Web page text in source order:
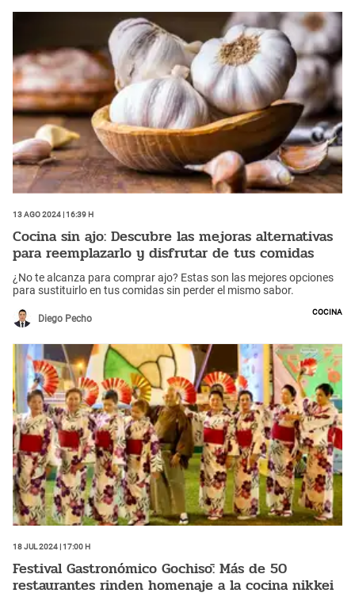
13 Ago 2024 | 16:39 h
Cocina sin ajo: Descubre las mejoras alternativas
para reemplazarlo y disfrutar de tus comidas
¿No te alcanza para comprar ajo? Estas son las mejores opciones
para sustituirlo en tus comidas sin perder el mismo sabor.
Diego Pecho
Cocina
18 Jul 2024 | 17:00 h
Festival Gastronómico Gochisō: Más de 50
restaurantes rinden homenaje a la cocina nikkei